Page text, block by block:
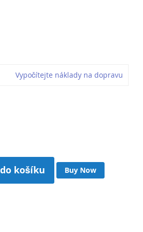
Vypočítejte náklady na dopravu
košíku Buy Now